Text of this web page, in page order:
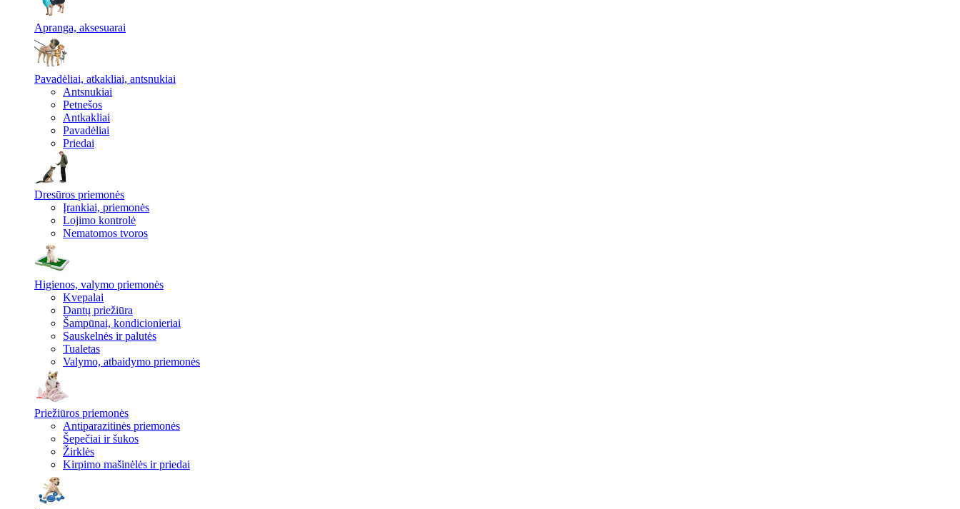
Apranga, aksesuarai
Pavadėliai, atkakliai, antsnukiai
Antsnukiai
Petnešos
Antkakliai
Pavadėliai
Priedai
Dresūros priemonės
Įrankiai, priemonės
Lojimo kontrolė
Nematomos tvoros
Higienos, valymo priemonės
Kvepalai
Dantų priežiūra
Šampūnai, kondicionieriai
Sauskelnės ir palutės
Tualetas
Valymo, atbaidymo priemonės
Priežiūros priemonės
Antiparazitinės priemonės
Šepečiai ir šukos
Žirklės
Kirpimo mašinėlės ir priedai